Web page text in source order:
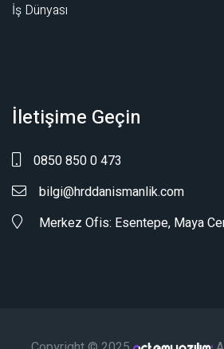
İş Dünyası
İletişime Geçin
0850 850 0 473
bilgi@hrddanismanlik.com
Merkez Ofis: Esentepe, Maya